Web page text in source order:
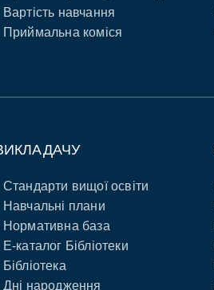
Вартість навчання
Приймальна коміся
Стандарти вищої освіти
Навчальні плани
Нормативна база
E-каталог Бібліотеки
Бібліотека
Дні народження